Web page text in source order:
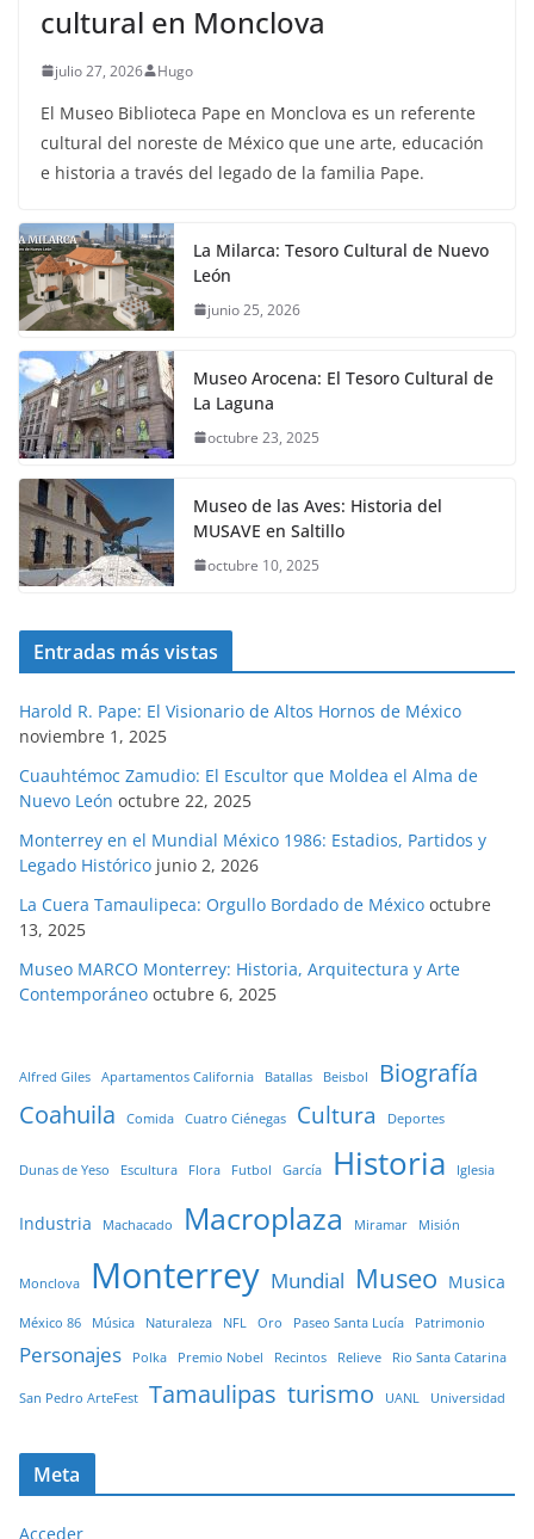
cultural en Monclova
julio 27, 2026 Hugo
El Museo Biblioteca Pape en Monclova es un referente
cultural del noreste de México que une arte, educación
e historia a través del legado de la familia Pape.
La Milarca: Tesoro Cultural de Nuevo
León
junio 25, 2026
Museo Arocena: El Tesoro Cultural de
La Laguna
octubre 23, 2025
Museo de las Aves: Historia del
MUSAVE en Saltillo
octubre 10, 2025
Entradas más vistas
Harold R. Pape: El Visionario de Altos Hornos de México
noviembre 1, 2025
Cuauhtémoc Zamudio: El Escultor que Moldea el Alma de
Nuevo León octubre 22, 2025
Monterrey en el Mundial México 1986: Estadios, Partidos y
Legado Histórico junio 2, 2026
La Cuera Tamaulipeca: Orgullo Bordado de México octubre
13, 2025
Museo MARCO Monterrey: Historia, Arquitectura y Arte
Contemporáneo octubre 6, 2025
Alfred Giles Apartamentos California Batallas Beisbol
Biografía
Coahuila
Comida Cuatro Ciénegas Cultura Deportes
Dunas de Yeso Escultura Flora Futbol García Historia Iglesia
Industria Machacado Macroplaza Miramar Misión
Monclova Monterrey Mundial Museo Musica
México 86 Música Naturaleza NFL Oro Paseo Santa Lucía Patrimonio
Personajes Polka Premio Nobel Recintos Relieve Rio Santa Catarina
San Pedro ArteFest Tamaulipas turismo UANL Universidad
Meta
Acceder